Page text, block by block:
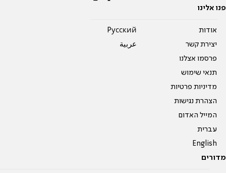
פנו אלינו
אודות
יצירת קשר
פרסמו אצלנו
תנאי שימוש
מדיניות פרטיות
הצהרת נגישות
המייל האדום
עברית
English
Pусский
عربية
מדורים